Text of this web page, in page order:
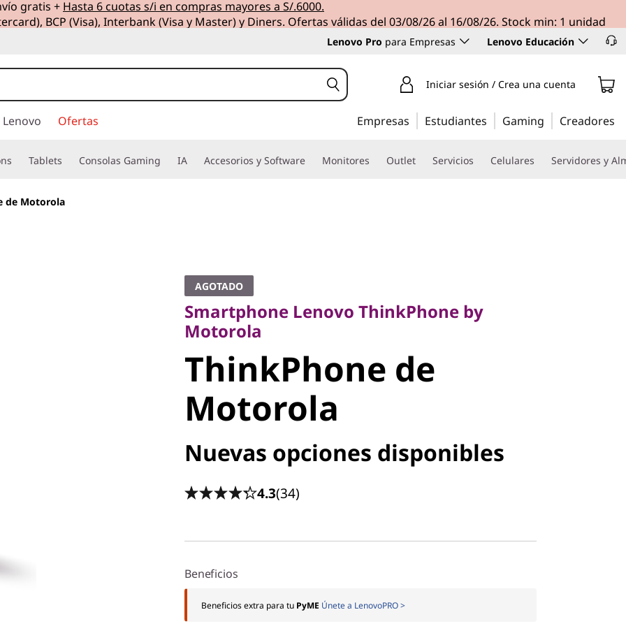
gratis + Hasta 6 cuotas s/i en compras mayores a S/.6000.
BCP (Visa), Interbank (Visa y Master) y Diners. Ofertas válidas del 03/08/26 al 16/08/26. Stock min: 1 unidad
Lenovo Pro para Empresas Lenovo Educación
Iniciar sesión / Crea una cuenta
Ofertas Empresas Estudiantes Gaming Creadores
Tablets Consolas Gaming IA Accesorios y Software Monitores Outlet Servicios Celulares Servidores y
de Motorola
Motorola
ThinkPhone de
Motorola
AGOTADO
Smartphone Lenovo ThinkPhone by
Motorola
ThinkPhone de
Motorola
Nuevas opciones disponibles
4.3(34)
Beneficios
Beneficios extra para tu PyME Únete a LenovoPRO >